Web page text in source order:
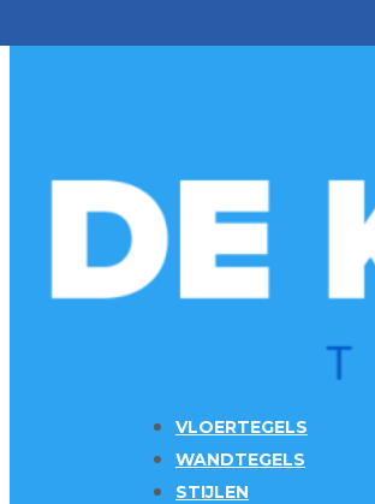
VLOERTEGELS
WANDTEGELS
STIJLEN